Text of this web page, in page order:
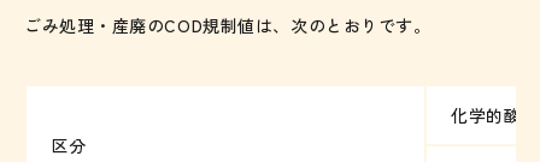
ごみ処理・産廃のCOD規制値は、次のとおりです。
区分
化学的酸